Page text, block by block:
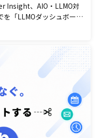
Insight、AIO・LLMO対
を「LLMOダッシュボー